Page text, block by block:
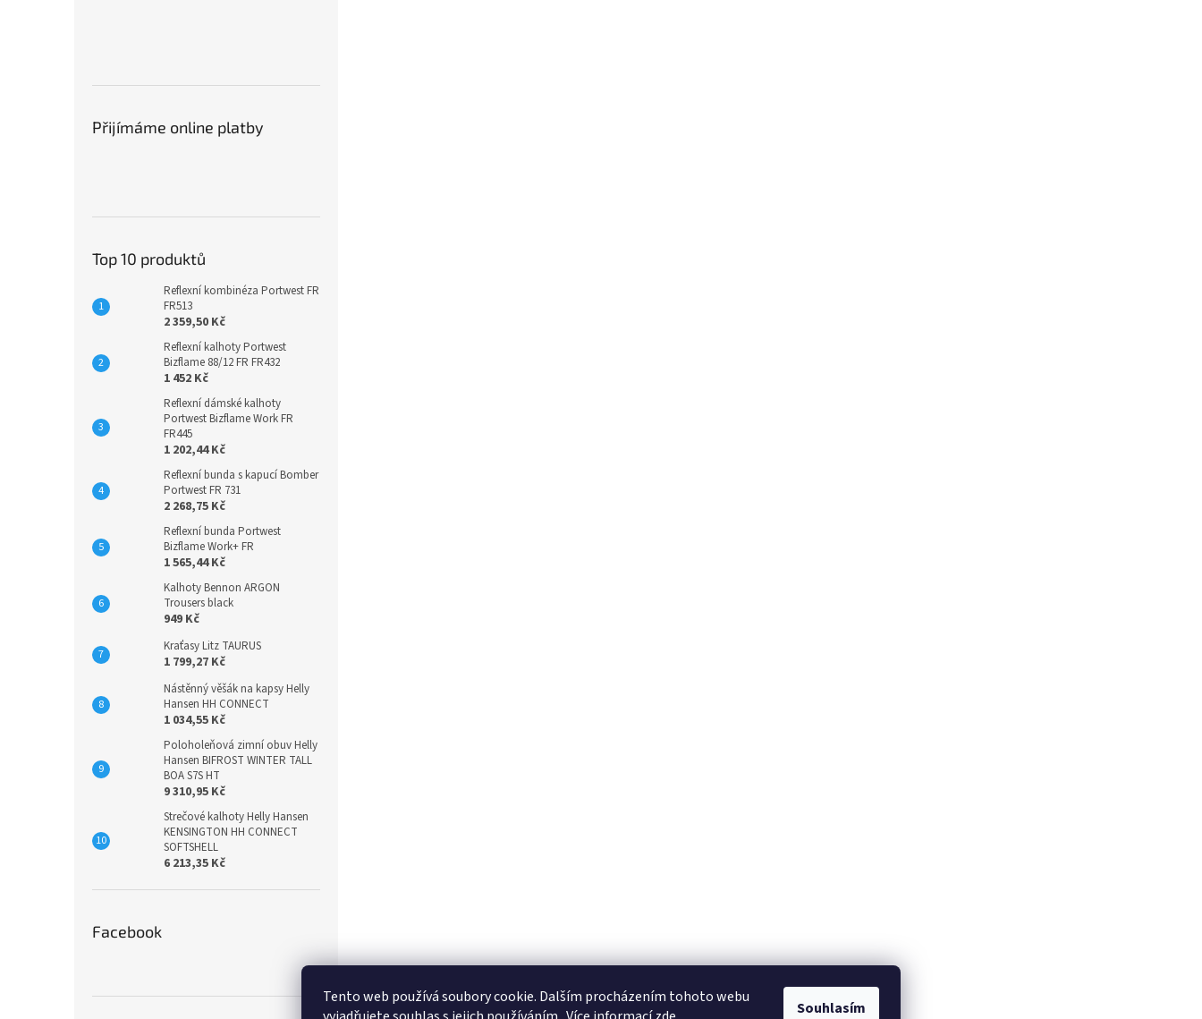
Tento web používá soubory cookie. Dalším procházením tohoto webu
Souhlasím
Přijímáme online platby
Top 10 produktů
Reflexní kombinéza Portwest FR
FR513
2 359,50 Kč
Reflexní kalhoty Portwest
Bizflame 88/12 FR FR432
1 452 Kč
Reflexní dámské kalhoty
Portwest Bizflame Work FR
FR445
1 202,44 Kč
Reflexní bunda s kapucí Bomber
Portwest FR 731
2 268,75 Kč
Reflexní bunda Portwest
Bizflame Work+ FR
1 565,44 Kč
Kalhoty Bennon ARGON
Trousers black
949 Kč
Kraťasy Litz TAURUS
1 799,27 Kč
Nástěnný věšák na kapsy Helly
Hansen HH CONNECT
1 034,55 Kč
Poloholeňová zimní obuv Helly
Hansen BIFROST WINTER TALL
BOA S7S HT
9 310,95 Kč
Strečové kalhoty Helly Hansen
KENSINGTON HH CONNECT
SOFTSHELL
6 213,35 Kč
Facebook